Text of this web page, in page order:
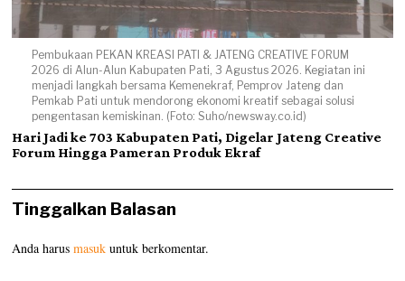
Pembukaan PEKAN KREASI PATI & JATENG CREATIVE FORUM
2026 di Alun-Alun Kabupaten Pati, 3 Agustus 2026. Kegiatan ini
menjadi langkah bersama Kemenekraf, Pemprov Jateng dan
Pemkab Pati untuk mendorong ekonomi kreatif sebagai solusi
pengentasan kemiskinan. (Foto: Suho/newsway.co.id)
Hari Jadi ke 703 Kabupaten Pati, Digelar Jateng Creative
Forum Hingga Pameran Produk Ekraf
Tinggalkan Balasan
Anda harusmasuk untuk berkomentar.